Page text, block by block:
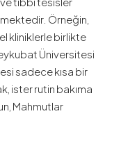
Örneğin,
kliniklerle birlikte
Üniversitesi
sadece kısa bir
ister rutin bakıma
Mahmutlar